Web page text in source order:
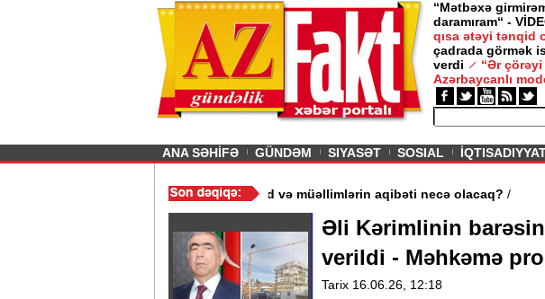
“Mətbəxə
daramıram“ -
qısa ətəyi tənqid
çadrada görmək
verdi
“Ər
Azərbaycanlı
Previous
ANA SƏHİFƏ GÜNDƏM SIYASƏT SOSIAL
Gədəbəydə 3 məktəb bağlandı - Şagird və müəllimlərin aqibəti necə
Əli Kərimlinin
verildi - Məhkəmə
Tarix 16.06.26, 12:18